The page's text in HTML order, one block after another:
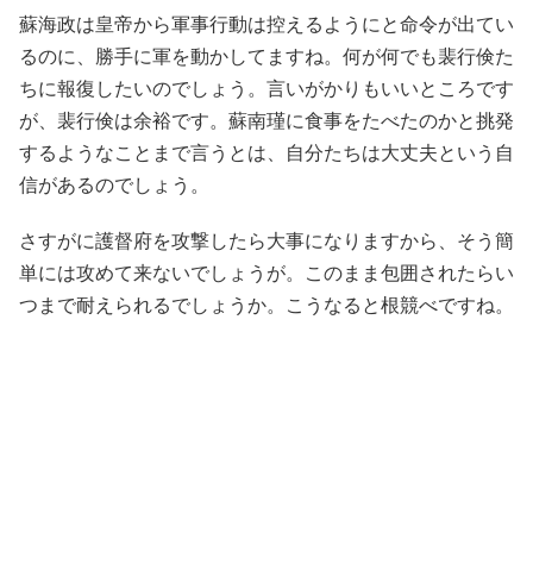
蘇海政は皇帝から軍事行動は控えるようにと命令が出てい
るのに、勝手に軍を動かしてますね。何が何でも裴行倹た
ちに報復したいのでしょう。言いがかりもいいところです
が、裴行倹は余裕です。蘇南瑾に食事をたべたのかと挑発
するようなことまで言うとは、自分たちは大丈夫という自
信があるのでしょう。
さすがに護督府を攻撃したら大事になりますから、そう簡
単には攻めて来ないでしょうが。このまま包囲されたらい
つまで耐えられるでしょうか。こうなると根競べですね。